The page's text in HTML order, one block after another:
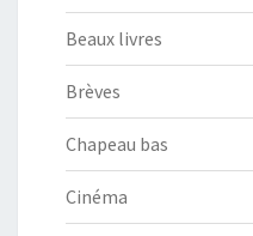
Beaux livres
Brèves
Chapeau bas
Cinéma